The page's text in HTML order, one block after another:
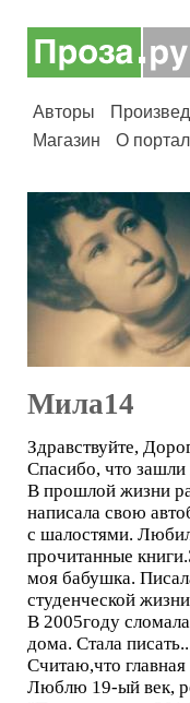
Авторы
Магазин
О
Мила14
Здравствуйте,
Спасибо, что
В прошлой жизни
написала свою
с шалостями.
прочитанные
моя бабушка.
студенческой
В 2005году
дома. Стала
Считаю,что главная
Люблю 19-ый век,